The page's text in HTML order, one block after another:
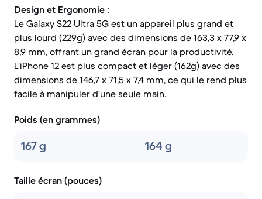
Design et Ergonomie :
Le Galaxy S22 Ultra 5G est un appareil plus grand et
plus lourd (229g) avec des dimensions de 163,3 x 77,9 x
8,9 mm, offrant un grand écran pour la productivité.
L'iPhone 12 est plus compact et léger (162g) avec des
dimensions de 146,7 x 71,5 x 7,4 mm, ce qui le rend plus
facile à manipuler d'une seule main.
Poids (en grammes)
167 g 164 g
Taille écran (pouces)